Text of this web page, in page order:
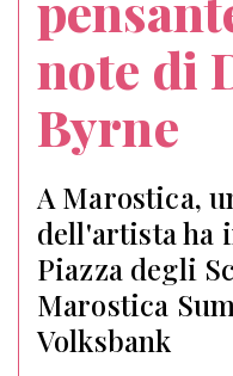
note di
Byrne
A Marostica,
dell'artista ha
Piazza degli
Marostica
Volksbank